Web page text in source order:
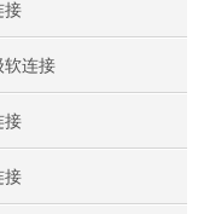
接
软连接
接
接